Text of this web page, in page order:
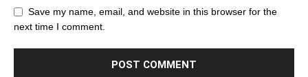
Save my name, email, and website in this browser for the
next time I comment.